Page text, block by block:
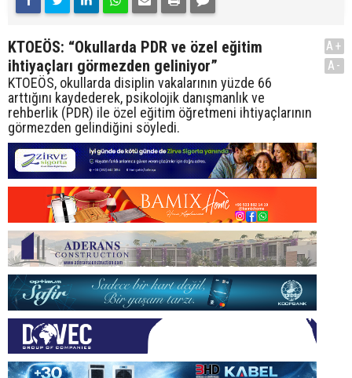
KTOEÖS: “Okullarda PDR ve özel eğitim
ihtiyaçları görmezden geliniyor”
KTOEÖS, okullarda disiplin vakalarının yüzde 66
arttığını kaydederek, psikolojik danışmanlık ve
rehberlik (PDR) ile özel eğitim öğretmeni ihtiyaçlarının
görmezden gelindiğini söyledi.
A+
A-